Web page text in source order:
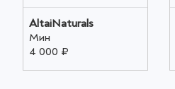
AltaiNaturals
Мин
4 000 ₽